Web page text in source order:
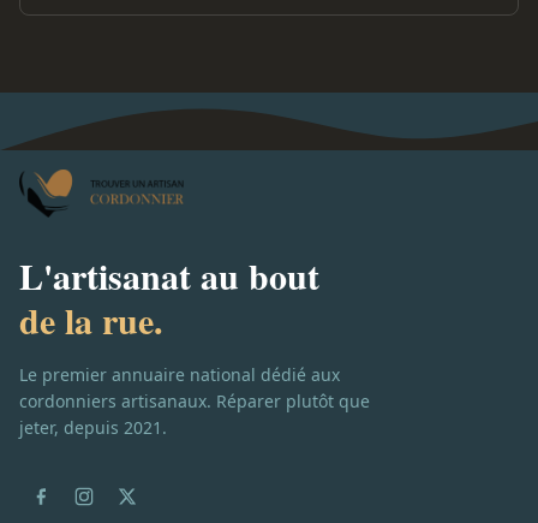
L'artisanat au bout
de la rue.
Le premier annuaire national dédié aux
cordonniers artisanaux. Réparer plutôt que
jeter, depuis 2021.